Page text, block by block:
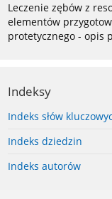
Leczenie zębów z
elementów
protetycznego - opis
Indeksy
Indeks słów
Indeks dziedzin
Indeks autorów